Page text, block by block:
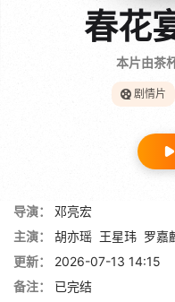
春花
本片由茶
剧情片
导演：
邓亮宏
主演：
胡亦瑶 王星玮 罗嘉
更新：
2026-07-13 14:15
备注：
已完结